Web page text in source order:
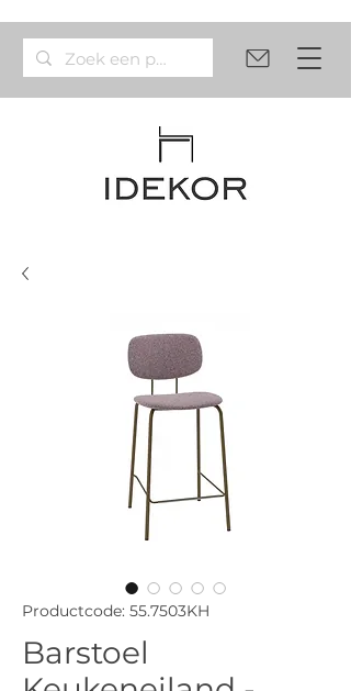
Productcode: 55.7503KH
Barstoel